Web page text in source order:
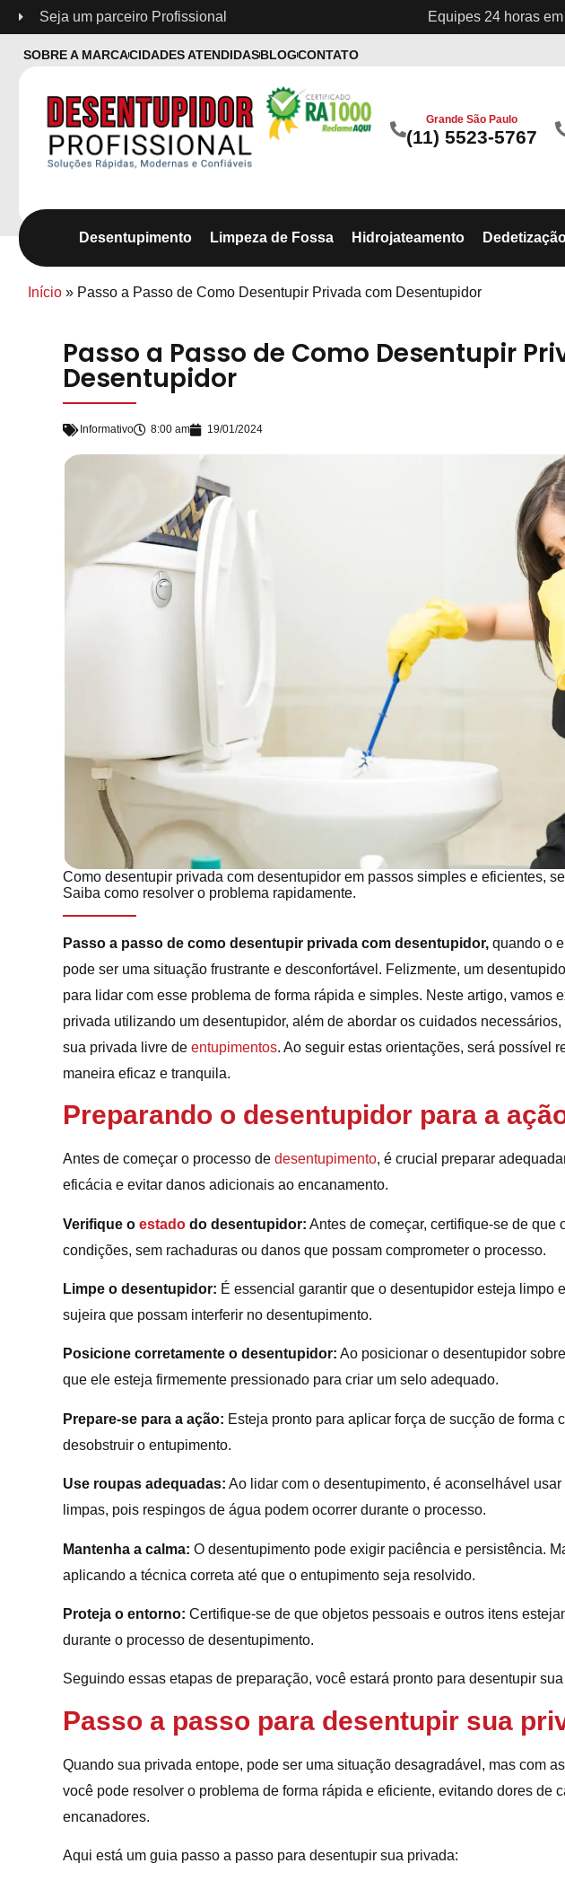
Seja um parceiro Profissional Equipes 24 horas
SOBRE A MARCACIDADES ATENDIDASBLOGCONTATO
Grande São Paulo
(11) 5523-5767
Desentupimento Limpeza de Fossa Hidrojateamento
Início » Passo a Passo de Como Desentupir Privada com Desentupidor
Passo a Passo de Como Desentupir
Desentupidor
Informativo 8:00 am 19/01/2024
Como desentupir privada com desentupidor em passos simples e eficientes,
Saiba como resolver o problema rapidamente.
Passo a passo de como desentupir privada com desentupidor, quando o
pode ser uma situação frustrante e desconfortável. Felizmente, um
para lidar com esse problema de forma rápida e simples. Neste artigo, vamos
privada utilizando um desentupidor, além de abordar os cuidados
sua privada livre de entupimentos. Ao seguir estas orientações, será possível
maneira eficaz e tranquila.
Preparando o desentupidor para a
Antes de começar o processo de desentupimento, é crucial preparar
eficácia e evitar danos adicionais ao encanamento.
Verifique o estado do desentupidor: Antes de começar, certifique-se de que
condições, sem rachaduras ou danos que possam comprometer o processo.
Limpe o desentupidor: É essencial garantir que o desentupidor esteja limpo
sujeira que possam interferir no desentupimento.
Posicione corretamente o desentupidor: Ao posicionar o desentupidor
que ele esteja firmemente pressionado para criar um selo adequado.
Prepare-se para a ação: Esteja pronto para aplicar força de sucção de forma
desobstruir o entupimento.
Use roupas adequadas: Ao lidar com o desentupimento, é aconselhável
limpas, pois respingos de água podem ocorrer durante o processo.
Mantenha a calma: O desentupimento pode exigir paciência e persistência.
aplicando a técnica correta até que o entupimento seja resolvido.
Proteja o entorno: Certifique-se de que objetos pessoais e outros itens
durante o processo de desentupimento.
Seguindo essas etapas de preparação, você estará pronto para desentupir
Passo a passo para desentupir sua
Quando sua privada entope, pode ser uma situação desagradável, mas com
você pode resolver o problema de forma rápida e eficiente, evitando dores de
encanadores.
Aqui está um guia passo a passo para desentupir sua privada: